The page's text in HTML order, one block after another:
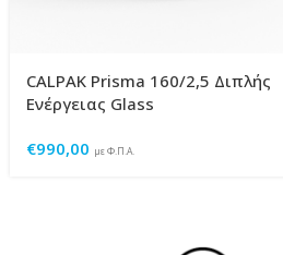
CALPAK Prisma 160/2,5 Διπλής
Ενέργειας Glass
€990,00 με Φ.Π.Α.